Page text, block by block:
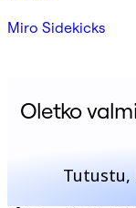
Miro Sidekicks
Oletko
Tutustu,